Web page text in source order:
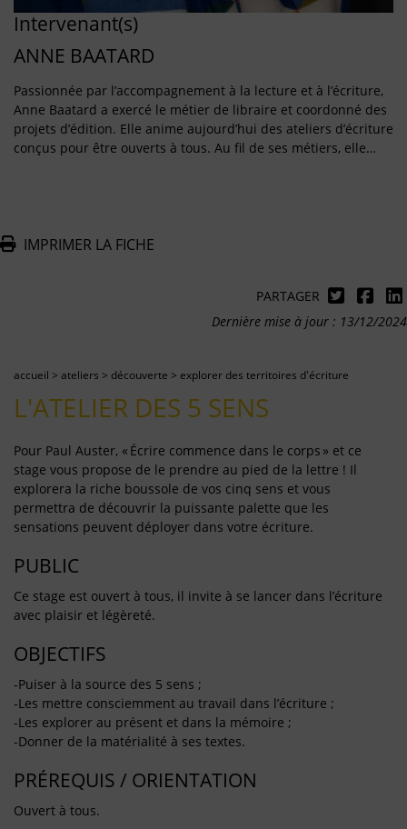
Intervenant(s)
ANNE BAATARD
Passionnée par l’accompagnement à la lecture et à l’écriture,
Anne Baatard a exercé le métier de libraire et coordonné des
projets d’édition. Elle anime aujourd’hui des ateliers d’écriture
conçus pour être ouverts à tous. Au fil de ses métiers, elle…
IMPRIMER LA FICHE
PARTAGER
Dernière mise à jour : 13/12/2024
accueil > ateliers > découverte > explorer des territoires d'écriture
L'ATELIER DES 5 SENS
Pour Paul Auster, « Écrire commence dans le corps » et ce
stage vous propose de le prendre au pied de la lettre ! Il
explorera la riche boussole de vos cinq sens et vous
permettra de découvrir la puissante palette que les
sensations peuvent déployer dans votre écriture.
PUBLIC
Ce stage est ouvert à tous, il invite à se lancer dans l’écriture
avec plaisir et légèreté.
OBJECTIFS
-Puiser à la source des 5 sens ;
-Les mettre consciemment au travail dans l’écriture ;
-Les explorer au présent et dans la mémoire ;
-Donner de la matérialité à ses textes.
PRÉREQUIS / ORIENTATION
Ouvert à tous.